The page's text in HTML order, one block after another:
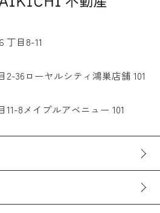
丁目8-11
36ローヤルシティ鴻巣店舗 101
8メイプルアベニュー 101